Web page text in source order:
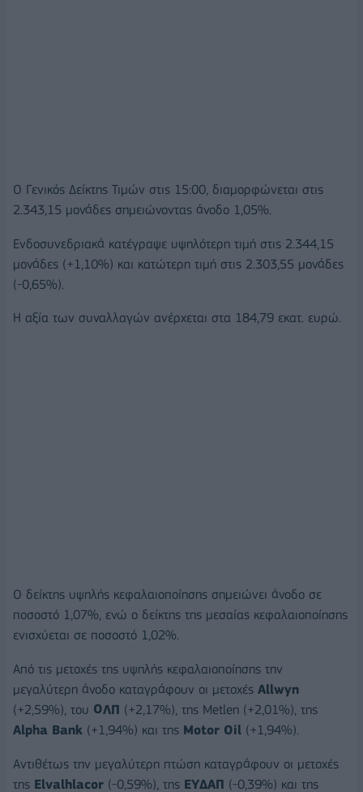
O Γενικός Δείκτης Τιμών στις 15:00, διαμορφώνεται στις
2.343,15 μονάδες σημειώνοντας άνοδο 1,05%.
Ενδοσυνεδριακά κατέγραψε υψηλότερη τιμή στις 2.344,15
μονάδες (+1,10%) και κατώτερη τιμή στις 2.303,55 μονάδες
(-0,65%).
Η αξία των συναλλαγών ανέρχεται στα 184,79 εκατ. ευρώ.
Ο δείκτης υψηλής κεφαλαιοποίησης σημειώνει άνοδο σε
ποσοστό 1,07%, ενώ ο δείκτης της μεσαίας κεφαλαιοποίησης
ενισχύεται σε ποσοστό 1,02%.
Από τις μετοχές της υψηλής κεφαλαιοποίησης την
μεγαλύτερη άνοδο καταγράφουν οι μετοχές Allwyn
(+2,59%), του ΟΛΠ (+2,17%), της Metlen (+2,01%), της
Alpha Bank (+1,94%) και της Motor Oil (+1,94%).
Αντιθέτως την μεγαλύτερη πτώση καταγράφουν οι μετοχές
της Elvalhlacor (-0,59%), της ΕΥΔΑΠ (-0,39%) και της